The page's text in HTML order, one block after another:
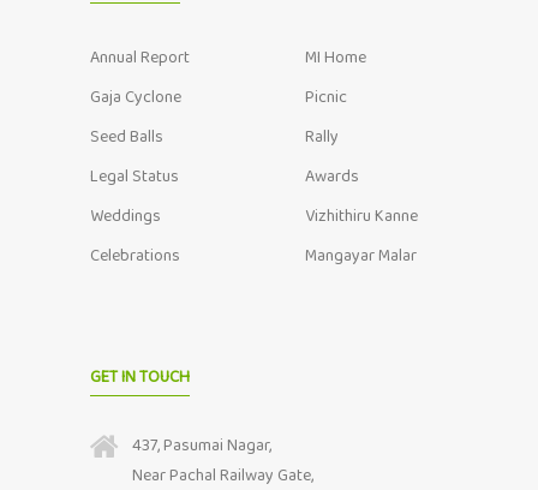
Annual Report
MI Home
Gaja Cyclone
Picnic
Seed Balls
Rally
Legal Status
Awards
Weddings
Vizhithiru Kanne
Celebrations
Mangayar Malar
GET IN TOUCH
437, Pasumai Nagar,
Near Pachal Railway Gate,